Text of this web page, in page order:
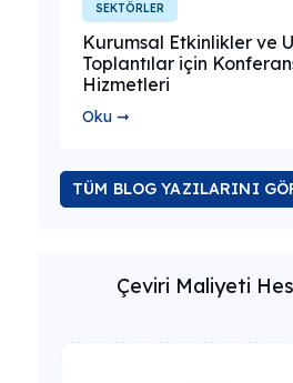
SEKTÖRLER
Kurumsal Etkinlikler ve
Toplantılar için
Hizmetleri
Oku ➞
TÜM BLOG YAZILARINI
Çeviri Maliyeti